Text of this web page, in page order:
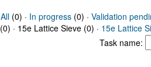
All(0) · In progress(0) · Validation
(0) · 15e Lattice Sieve (0) · 15e Lattice
Task name: